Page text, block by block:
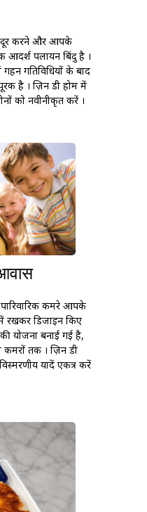
दूर करने और आपके
आदर्श पलायन बिंदु है ।
गहन गतिविधियों के बाद
है । ज़िन डी होम में
को नवीनीकृत करें ।
कमरे आपके
रखकर डिजाइन किए
योजना बनाई गई है,
कमरों तक । ज़िन डी
यादें एकत्र करें